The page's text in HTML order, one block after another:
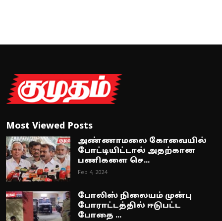
Most Viewed Posts
அண்ணாமலை கோவையில்
போட்டியிட்டால் அதற்கான
பணிகளை செ...
Feb 4, 2024
போலிஸ் நிலையம் முன்பு
போராட்டத்தில் ஈடுபட்ட
போதை ...